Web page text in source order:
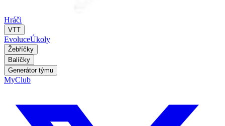
Hráči
VTT
EvoluceÚkoly
Žebříčky
Balíčky
Generátor týmu
MyClub